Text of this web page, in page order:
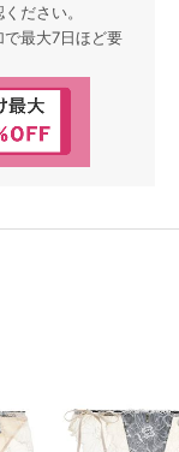
ださい。
最大7日ほど要